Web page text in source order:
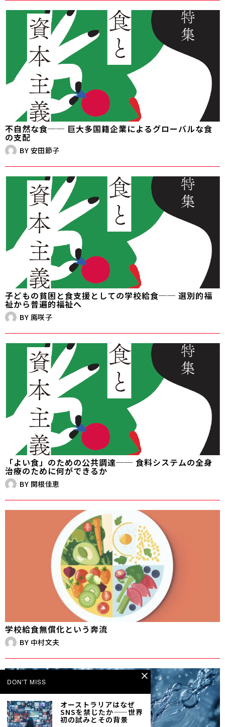
不自然な食── 巨大多国籍企業によるグローバルな食
の支配
BY 安田節子
子どもの貧困と食支援としての学校給食── 選別的福
祉から普遍的福祉へ
BY 鳫咲子
「よい食」のための公共調達── 食料システムの全身
治療のために何ができるか
BY 関根佳恵
学校給食無償化という奔流
BY 中村文夫
DON'T MISS
オーストラリアはなぜ
SNSを禁じたか——世界
初の試みとその背景